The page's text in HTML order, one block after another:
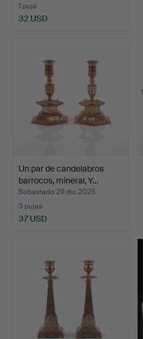
1 puja
32 USD
Un par de candelabros
barrocos, mineral, Y…
Subastado 29 dic 2025
3 pujas
37 USD